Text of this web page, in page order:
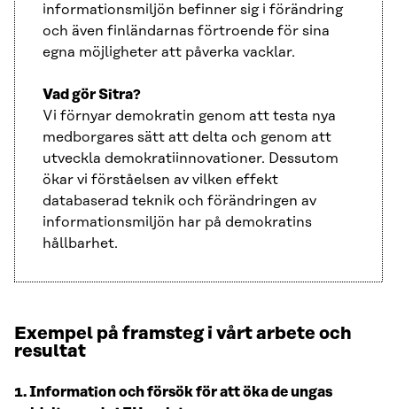
informationsmiljön befinner sig i förändring
och även finländarnas förtroende för sina
egna möjligheter att påverka vacklar.
Vad gör Sitra?
Vi förnyar demokratin genom att testa nya
medborgares sätt att delta och genom att
utveckla demokratiinnovationer. Dessutom
ökar vi förståelsen av vilken effekt
databaserad teknik och förändringen av
informationsmiljön har på demokratins
hållbarhet.
Exempel på framsteg i vårt arbete och
resultat
1. Information och försök för att öka de ungas